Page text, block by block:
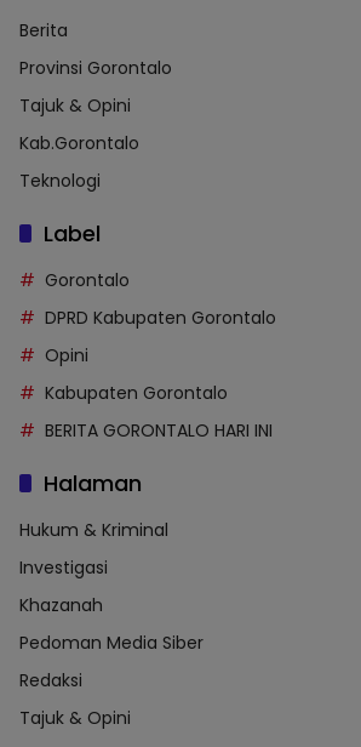
Berita
Provinsi Gorontalo
Tajuk & Opini
Kab.Gorontalo
Teknologi
Label
Gorontalo
DPRD Kabupaten Gorontalo
Opini
Kabupaten Gorontalo
BERITA GORONTALO HARI INI
Halaman
Hukum & Kriminal
Investigasi
Khazanah
Pedoman Media Siber
Redaksi
Tajuk & Opini